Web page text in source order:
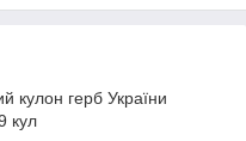
кулон герб України
кул